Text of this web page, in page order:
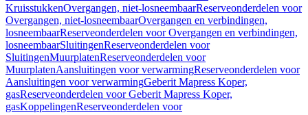
KruisstukkenOvergangen, niet-losneembaarReserveonderdelen voor
Overgangen, niet-losneembaarOvergangen en verbindingen,
losneembaarReserveonderdelen voor Overgangen en verbindingen,
losneembaarSluitingenReserveonderdelen voor
SluitingenMuurplatenReserveonderdelen voor
MuurplatenAansluitingen voor verwarmingReserveonderdelen voor
Aansluitingen voor verwarmingGeberit Mapress Koper,
gasReserveonderdelen voor Geberit Mapress Koper,
gasKoppelingenReserveonderdelen voor